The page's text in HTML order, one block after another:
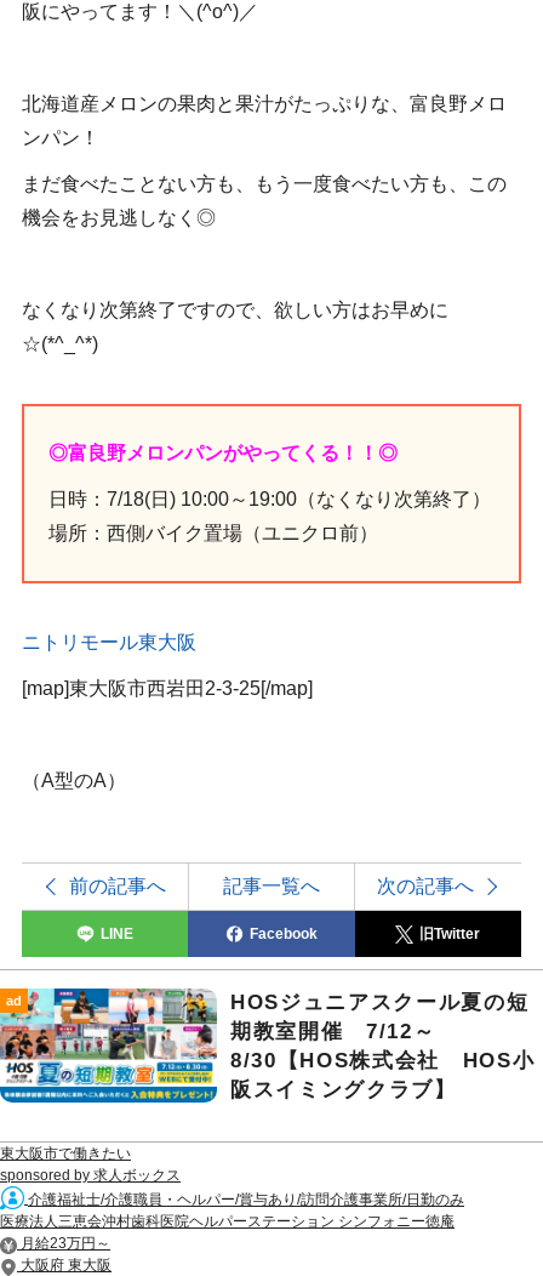
阪にやってます！＼(^o^)／
北海道産メロンの果肉と果汁がたっぷりな、富良野メロ
ンパン！
まだ食べたことない方も、もう一度食べたい方も、この
機会をお見逃しなく◎
なくなり次第終了ですので、欲しい方はお早めに
☆(*^_^*)
◎富良野メロンパンがやってくる！！◎
日時：7/18(日) 10:00～19:00（なくなり次第終了）
場所：西側バイク置場（ユニクロ前）
ニトリモール東大阪
[map]東大阪市西岩田2-3-25[/map]
（A型のA）
前の記事へ 記事一覧へ 次の記事へ
LINE Facebook 旧Twitter
ad
HOSジュニアスクール夏の短
期教室開催 7/12～
8/30【HOS株式会社 HOS小
阪スイミングクラブ】
東大阪市で働きたい
sponsored by 求人ボックス
介護福祉士/介護職員・ヘルパー/賞与あり/訪問介護事業所/日勤のみ
医療法人三恵会沖村歯科医院ヘルパーステーション シンフォニー徳庵
月給23万円～
大阪府 東大阪